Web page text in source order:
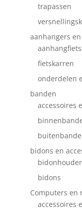
trapassen
aanhangers
fietskarren
onderdelen
banden
accessoires
bidons en
bidons
Computers en
accessoires